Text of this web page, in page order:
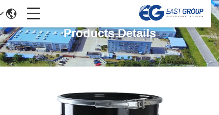
Products Details